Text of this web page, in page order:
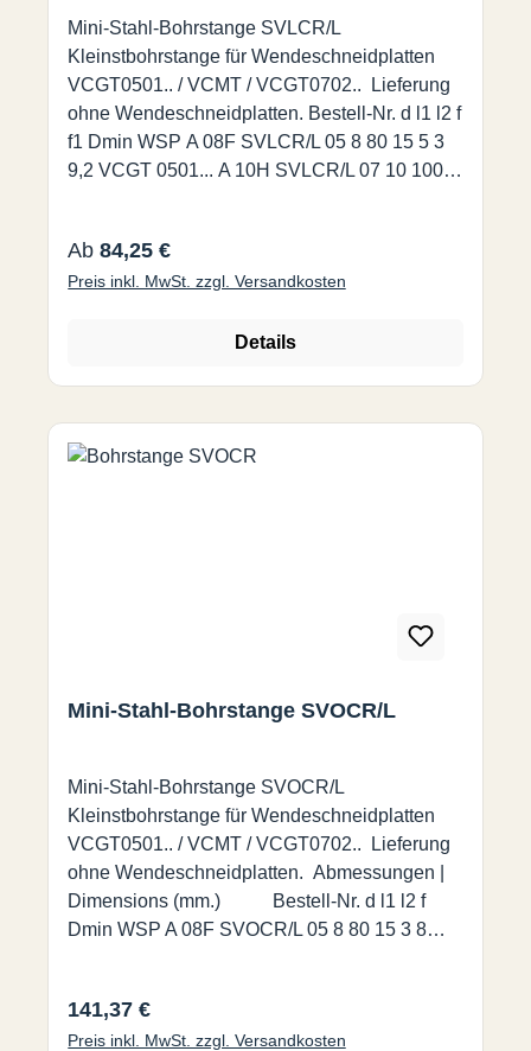
Mini-Stahl-Bohrstange SVLCR/L
Kleinstbohrstange für Wendeschneidplatten
VCGT0501.. / VCMT / VCGT0702.. Lieferung
ohne Wendeschneidplatten. Bestell-Nr. d l1 l2 f
f1 Dmin WSP A 08F SVLCR/L 05 8 80 15 5 3
9,2 VCGT 0501... A 10H SVLCR/L 07 10 100
SVLCR/L 07 16 150 36 11 5 19,5
Regulärer Preis:
Ab 84,25 €
Preis inkl. MwSt. zzgl. Versandkosten
Details
Mini-Stahl-Bohrstange SVOCR/L
Mini-Stahl-Bohrstange SVOCR/L
Kleinstbohrstange für Wendeschneidplatten
VCGT0501.. / VCMT / VCGT0702.. Lieferung
ohne Wendeschneidplatten. Abmessungen |
Dimensions (mm.) Bestell-Nr. d l1 l2 f
Dmin WSP A 08F SVOCR/L 05 8 80 15 3 8
Regulärer Preis:
141,37 €
Preis inkl. MwSt. zzgl. Versandkosten